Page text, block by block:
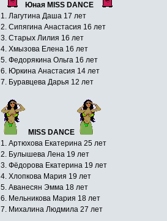
Юная MISS DANCE
1. Лагутина Даша 17 лет
2. Сипягина Анастасия 16 лет
3. Старых Лилия 16 лет
4. Хмызова Елена 16 лет
5. Федорякина Ольга 16 лет
6. Юркина Анастасия 14 лет
7. Буравцева Дарья 12 лет
MISS DANCE
1. Артюхова Екатерина 25 лет
2. Булышева Лена 19 лет
3. Фёдорова Екатерина 19 лет
4. Хлопкова Мария 19 лет
5. Аванесян Эмма 18 лет
6. Мельникова Мария 18 лет
7. Михалина Людмила 27 лет